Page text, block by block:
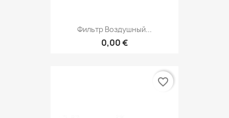
Фильтр Воздушный...
0,00 €
favorite_border